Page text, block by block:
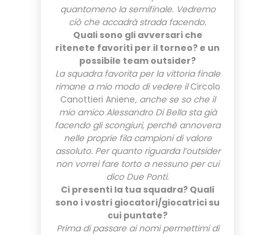
quantomeno la semifinale. Vedremo
ciò che accadrà strada facendo.
Quali sono gli avversari che
ritenete favoriti per il torneo? e un
possibile team outsider?
La squadra favorita per la vittoria finale
rimane a mio modo di vedere ilCircolo
Canottieri Aniene, anche se so che il
mio amico Alessandro Di Bella sta già
facendo gli scongiuri, perchè annovera
nelle proprie fila campioni di valore
assoluto. Per quanto riguarda l’outsider
non vorrei fare torto a nessuno per cui
dico Due Ponti.
Ci presenti la tua squadra? Quali
sono i vostri giocatori/giocatrici su
cui puntate?
Prima di passare ai nomi permettimi di